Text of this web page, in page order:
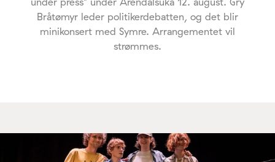
Bråtømyr leder politikerdebatten, og det blir
minikonsert med Symre. Arrangementet vil
strømmes.